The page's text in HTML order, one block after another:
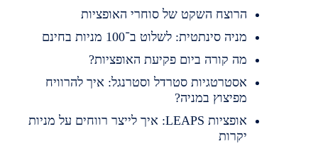
הרוצח השקט של סוחרי האופציות
מניה סינתטית: לשלוט ב־100 מניות בחינם
מה קורה ביום פקיעת האופציות?
אסטרטגיות סטרדל וסטרנגל: איך להרוויח
מפיצוץ במניה?
אופציות LEAPS: איך לייצר רווחים על מניות
יקרות